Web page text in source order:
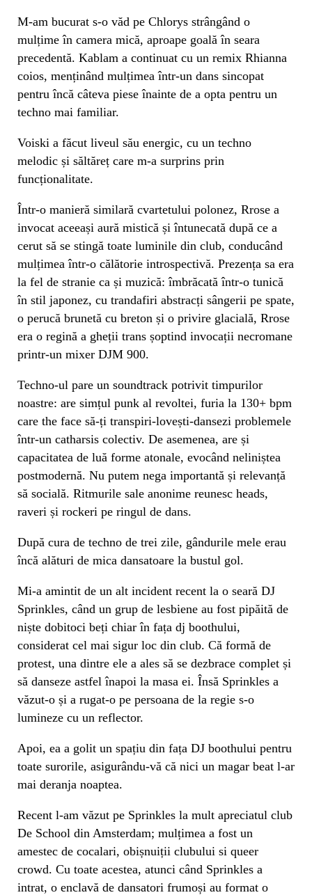
M-am bucurat s-o văd pe Chlorys strângând o
mulțime în camera mică, aproape goală în seara
precedentă. Kablam a continuat cu un remix Rhianna
coios, menținând mulțimea într-un dans sincopat
pentru încă câteva piese înainte de a opta pentru un
techno mai familiar.
Voiski a făcut liveul său energic, cu un techno
melodic și săltăreț care m-a surprins prin
funcționalitate.
Într-o manieră similară cvartetului polonez, Rrose a
invocat aceeași aură mistică și întunecată după ce a
cerut să se stingă toate luminile din club, conducând
mulțimea într-o călătorie introspectivă. Prezența sa era
la fel de stranie ca și muzică: îmbrăcată într-o tunică
în stil japonez, cu trandafiri abstracți sângerii pe spate,
o perucă brunetă cu breton și o privire glacială, Rrose
era o regină a gheții trans șoptind invocații necromane
printr-un mixer DJM 900.
Techno-ul pare un soundtrack potrivit timpurilor
noastre: are simțul punk al revoltei, furia la 130+ bpm
care the face să-ți transpiri-lovești-dansezi problemele
într-un catharsis colectiv. De asemenea, are și
capacitatea de luă forme atonale, evocând neliniștea
postmodernă. Nu putem nega importantă și relevanță
să socială. Ritmurile sale anonime reunesc heads,
raveri și rockeri pe ringul de dans.
După cura de techno de trei zile, gândurile mele erau
încă alături de mica dansatoare la bustul gol.
Mi-a amintit de un alt incident recent la o seară DJ
Sprinkles, când un grup de lesbiene au fost pipăită de
niște dobitoci beți chiar în fața dj boothului,
considerat cel mai sigur loc din club. Că formă de
protest, una dintre ele a ales să se dezbrace complet și
să danseze astfel înapoi la masa ei. Însă Sprinkles a
văzut-o și a rugat-o pe persoana de la regie s-o
lumineze cu un reflector.
Apoi, ea a golit un spațiu din fața DJ boothului pentru
toate surorile, asigurându-vă că nici un magar beat l-ar
mai deranja noaptea.
Recent l-am văzut pe Sprinkles la mult apreciatul club
De School din Amsterdam; mulțimea a fost un
amestec de cocalari, obișnuiții clubului si queer
crowd. Cu toate acestea, atunci când Sprinkles a
intrat, o enclavă de dansatori frumoși au format o